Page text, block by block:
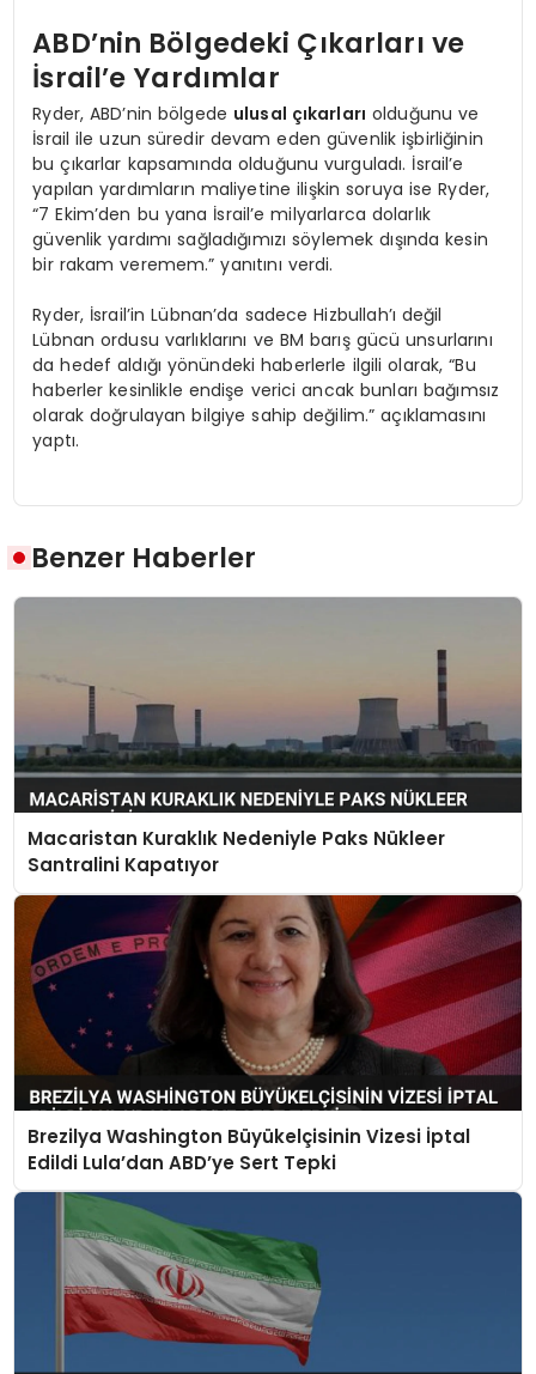
ABD’nin Bölgedeki Çıkarları ve
İsrail’e Yardımlar
Ryder, ABD’nin bölgede ulusal çıkarları olduğunu ve
İsrail ile uzun süredir devam eden güvenlik işbirliğinin
bu çıkarlar kapsamında olduğunu vurguladı. İsrail’e
yapılan yardımların maliyetine ilişkin soruya ise Ryder,
“7 Ekim’den bu yana İsrail’e milyarlarca dolarlık
güvenlik yardımı sağladığımızı söylemek dışında kesin
bir rakam veremem.” yanıtını verdi.
Ryder, İsrail’in Lübnan’da sadece Hizbullah’ı değil
Lübnan ordusu varlıklarını ve BM barış gücü unsurlarını
da hedef aldığı yönündeki haberlerle ilgili olarak, “Bu
haberler kesinlikle endişe verici ancak bunları bağımsız
olarak doğrulayan bilgiye sahip değilim.” açıklamasını
yaptı.
Benzer Haberler
Macaristan Kuraklık Nedeniyle Paks Nükleer
Santralini Kapatıyor
Brezilya Washington Büyükelçisinin Vizesi İptal
Edildi Lula’dan ABD’ye Sert Tepki